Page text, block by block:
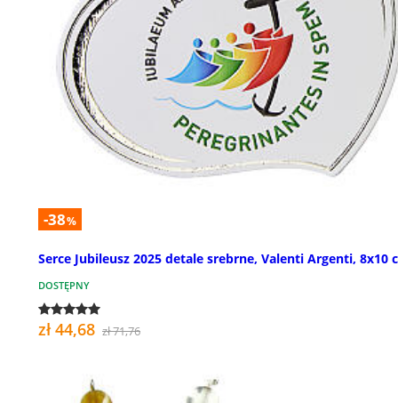
-38%
Serce Jubileusz 2025 detale srebrne, Valenti Argenti, 8x10
DOSTĘPNY
zł 44,68 zł 71,76